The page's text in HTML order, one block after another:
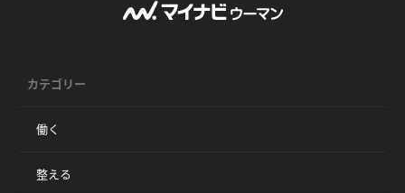
カテゴリー
働く
整える